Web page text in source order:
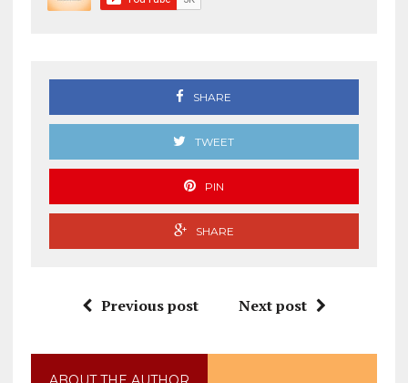
SHARE
TWEET
PIN
SHARE
Previous post Next post